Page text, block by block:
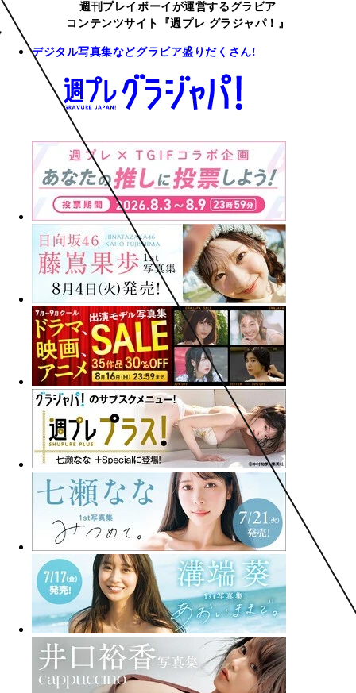
週刊プレイボーイが運営するグラビア
コンテンツサイト『週プレ グラジャパ！』
デジタル写真集などグラビア盛りだくさん!